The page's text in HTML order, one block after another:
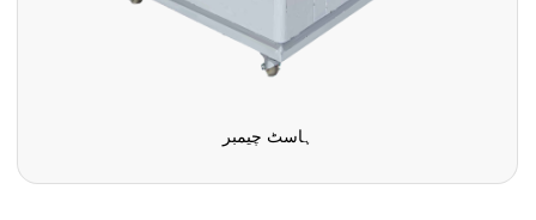
ہاسٹ چیمبر